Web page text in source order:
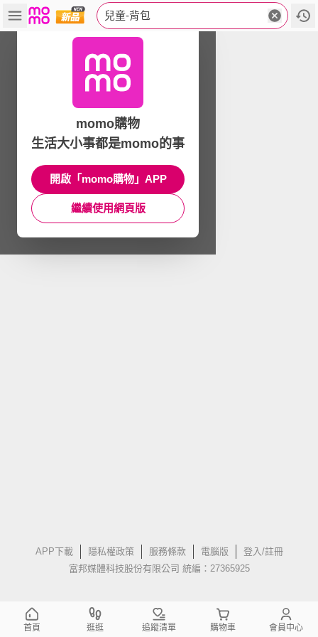
兒童-背包
APP下載 隱私權政策 服務條款 電腦版
登入/註冊
富邦媒體科技股份有限公司 統編：27365925
momo購物
生活大小事都是momo的事
開啟「momo購物」APP
繼續使用網頁版
首頁 逛逛 追蹤清單 購物車 會員中心